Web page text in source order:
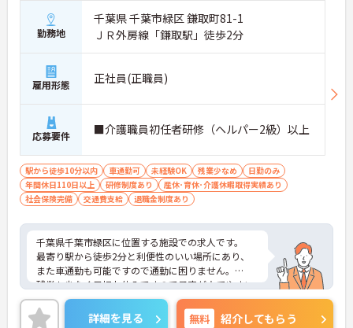
勤務地
千葉県 千葉市緑区 鎌取町81-1
ＪＲ外房線「鎌取駅」徒歩2分
雇用形態 正社員(正職員)
応募要件 ■介護職員初任者研修（ヘルパー2級）以上
駅から徒歩10分以内 車通勤可 未経験OK 残業少なめ
日勤のみ
年間休日110日以上
研修制度あり
産休･育休･介護休暇取得実績あり
社会保険完備
交通費支給 退職金制度あり
千葉県千葉市緑区に位置する施設での求人です。
最寄り駅から徒歩2分と利便性のいい場所にあり、
また車通勤も可能ですので通勤に困りません。
残業も少なく日祝お休みですので予定が立てやすい
です。
ご興味のある方はお気軽にお問い合わせ下さい！
詳細を見る 無料 紹介してもらう